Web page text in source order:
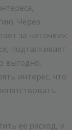
Через
за ниточки»:
подталкивает
выгодно.
интерес, что
ее расход, и